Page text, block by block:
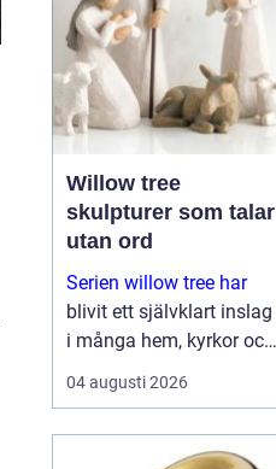
Willow tree
skulpturer som talar
utan ord
Serien willow tree har
blivit ett självklart inslag
i många hem, kyrkor och
arbetsrum. De stilla
figurerna utan ansikten
känslor. De uttrycker
04 augusti 2026